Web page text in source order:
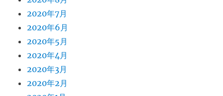
2020年7月
2020年6月
2020年5月
2020年4月
2020年3月
2020年2月